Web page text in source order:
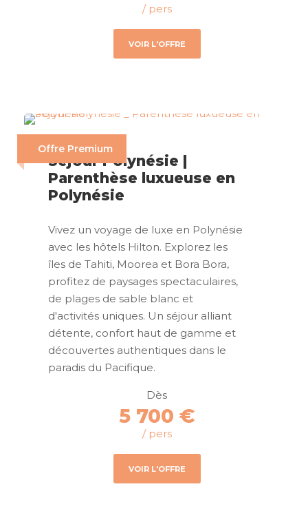
/ pers
VOIR L'OFFRE
Offre Premium
Séjour Polynésie |
Parenthèse luxueuse en
Polynésie
Vivez un voyage de luxe en Polynésie
avec les hôtels Hilton. Explorez les
îles de Tahiti, Moorea et Bora Bora,
profitez de paysages spectaculaires,
de plages de sable blanc et
d'activités uniques. Un séjour alliant
détente, confort haut de gamme et
découvertes authentiques dans le
paradis du Pacifique.
Dès
5 700 €
/ pers
VOIR L'OFFRE